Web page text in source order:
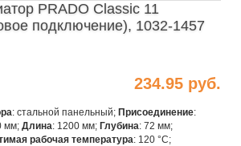
PRADO Classic 11
подключение), 1032-1457
234.95 руб.
: стальной панельный; Присоединение:
мм; Длина: 1200 мм; Глубина: 72 мм;
рабочая температура: 120 °C;